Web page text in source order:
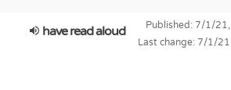
have read aloud
Published: 7/1/21,
Last change: 7/1/21